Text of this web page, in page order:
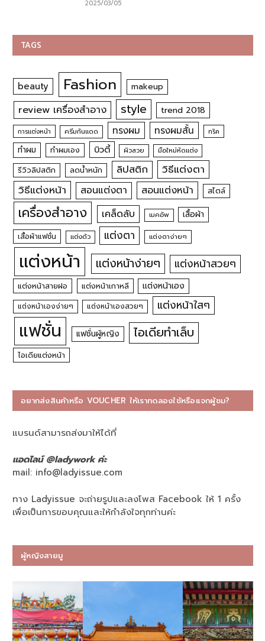
2025/03/05
TAGS
beauty Fashion makeup
review เครื่องสำอาง style trend 2018
การแต่งหน้า ครีมกันแดด ทรงผม ทรงผมสั้น ทริค
ทำผม ทำผมเอง บิวตี้ ผิวสวย มือใหม่หัดแต่ง
รีวิวลิปสติก ลดน้ำหนัก ลิปสติก
วิธีแต่งตา
วิธีแต่งหน้า
สอนแต่งตา สอนแต่งหน้า สไตล์
เครื่องสำอาง เคล็ดลับ เมคอัพ เสื้อผ้า
เสื้อผ้าแฟชั่น แต่งตัว แต่งตา แต่งตาง่ายๆ
แต่งหน้า แต่งหน้าง่ายๆ แต่งหน้าสวยๆ
แต่งหน้าสายฝอ แต่งหน้าเกาหลี แต่งหน้าเอง
แต่งหน้าเองง่ายๆ แต่งหน้าเองสวยๆ แต่งหน้าใสๆ
แฟชั่น แฟชั่นผู้หญิง ไอเดียทำเล็บ
ไอเดียแต่งหน้า
อยากส่งสินค้าหรือ VOUCHER ให้เราทดลองใช้หรือแจกผู้ชม?
แบรนด์สามารถส่งมาให้ได้ที่
แอดไลน์ @ladywork ค่ะ
mail: info@ladyissue.com
ทาง Ladyissue จะถ่ายรูปและลงโพส Facebook ให้ 1 ครั้ง
เพื่อเป็นการขอบคุณและให้กำลังใจทุกท่านค่ะ
ผู้หญิงสายมู